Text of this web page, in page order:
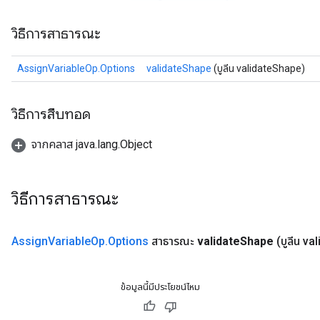
วิธีการสาธารณะ
AssignVariableOp.Options validateShape (บูลีน validateShape)
วิธีการสืบทอด
จากคลาส java.lang.Object
วิธีการสาธารณะ
AssignVariableOp.Options สาธารณะ validateShape (บูลีน
ข้อมูลนี้มีประโยชน์ไหม